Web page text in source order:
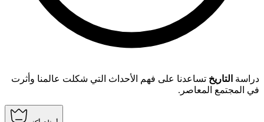
دراسة التاريخ تساعدنا على فهم الأحداث التي شكلت عالمنا وأثرت
في المجتمع المعاصر.